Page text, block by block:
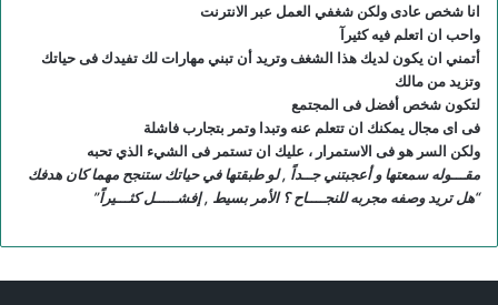
انا شخص عادى ولكن شغفي العمل عبر الانترنت
واحب ان اتعلم فيه كثيرآ
أتمني ان يكون لديك هذا الشغف وتريد أن تبني مهارات لك تفيدك فى حياتك
وتزيد من مالك
لتكون شخص أفضل فى المجتمع
فى اى مجال يمكنك ان تتعلم عنه وتبدا وتمر بتجارب فاشلة
ولكن السر هو فى الاستمرار ، عليك ان تستمر فى الشيء الذي تحبه
مقـــوله سمعتها و أعجبتني جــداً , لو طبقتها في حياتك ستنجح مهما كان هدفك
“هل تريد وصفه مجربه للنجــــاح ؟ الأمر بسيط , إفشـــــل كثـــيراً”